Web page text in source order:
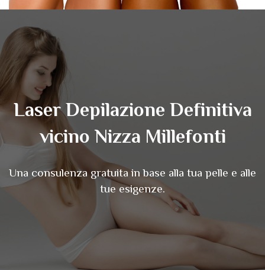
Laser Depilazione Definitiva
vicino Nizza Millefonti
Una consulenza gratuita in base alla tua pelle e alle
tue esigenze.